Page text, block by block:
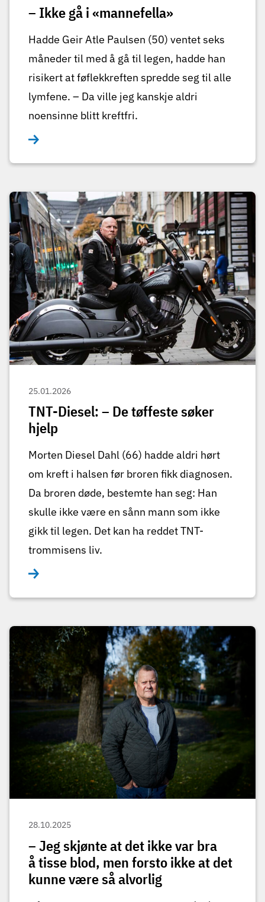
– Ikke gå i «mannefella»
Hadde Geir Atle Paulsen (50) ventet seks
måneder til med å gå til legen, hadde han
risikert at føflekkreften spredde seg til alle
lymfene. – Da ville jeg kanskje aldri
noensinne blitt kreftfri.
25.01.2026
TNT-Diesel: – De tøffeste søker
hjelp
Morten Diesel Dahl (66) hadde aldri hørt
om kreft i halsen før broren fikk diagnosen.
Da broren døde, bestemte han seg: Han
skulle ikke være en sånn mann som ikke
gikk til legen. Det kan ha reddet TNT-
trommisens liv.
28.10.2025
– Jeg skjønte at det ikke var bra
å tisse blod, men forsto ikke at det
kunne være så alvorlig